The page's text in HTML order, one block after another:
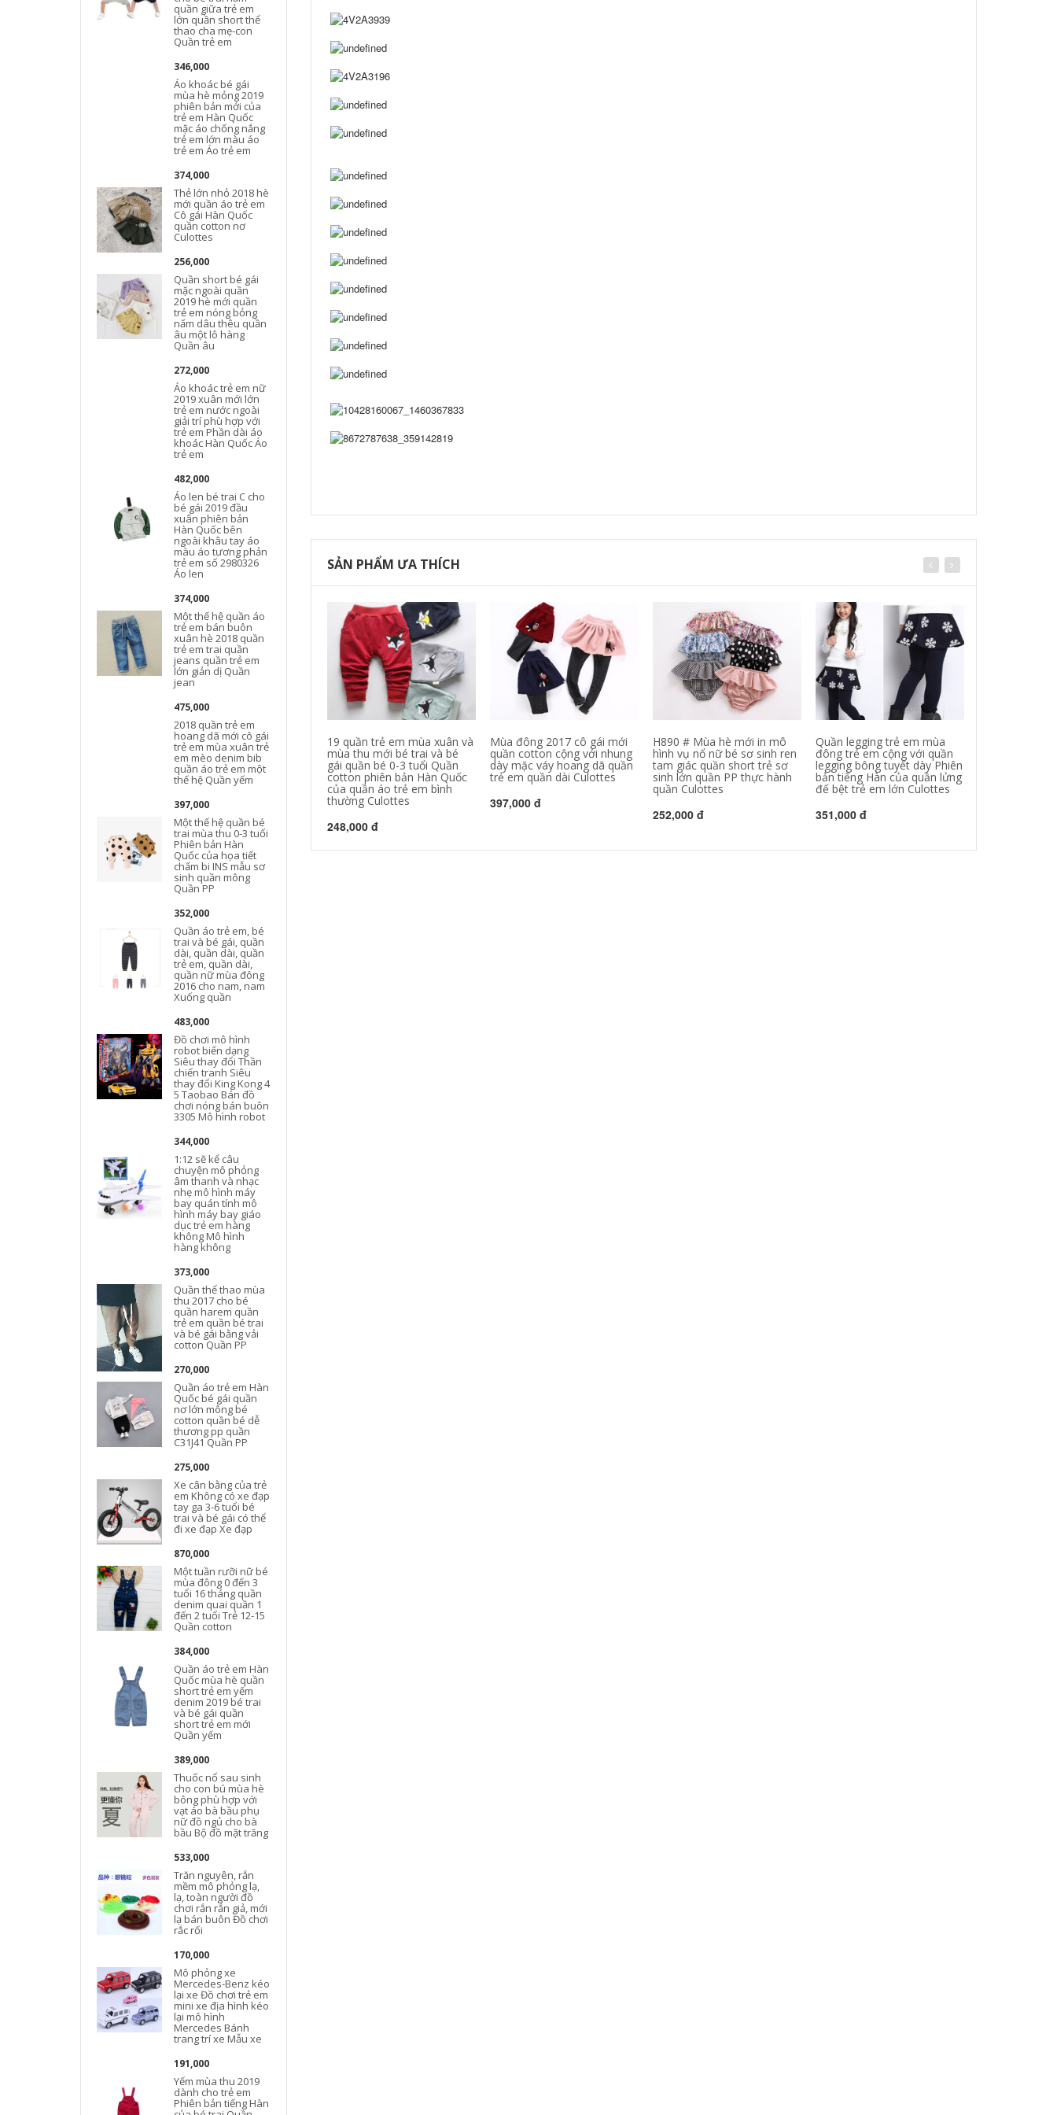
quần giữa trẻ em
lớn quần short thể
thao cha mẹ-con
Quần trẻ em
346,000
Áo khoác bé gái
mùa hè mỏng 2019
phiên bản mới của
trẻ em Hàn Quốc
mặc áo chống nắng
trẻ em lớn màu áo
trẻ em Áo trẻ em
374,000
Thẻ lớn nhỏ 2018 hè
mới quần áo trẻ em
Cô gái Hàn Quốc
quần cotton nơ
Culottes
256,000
Quần short bé gái
mặc ngoài quần
2019 hè mới quần
trẻ em nóng bỏng
nấm dâu thêu quần
âu một lô hàng
Quần âu
272,000
Áo khoác trẻ em nữ
2019 xuân mới lớn
trẻ em nước ngoài
giải trí phù hợp với
trẻ em Phần dài áo
khoác Hàn Quốc Áo
trẻ em
482,000
Áo len bé trai C cho
bé gái 2019 đầu
xuân phiên bản
Hàn Quốc bên
ngoài khâu tay áo
màu áo tương phản
trẻ em số 2980326
Áo len
374,000
Một thế hệ quần áo
trẻ em bán buôn
xuân hè 2018 quần
trẻ em trai quần
jeans quần trẻ em
lớn giản dị Quần
jean
475,000
2018 quần trẻ em
hoang dã mới cô gái
trẻ em mùa xuân trẻ
em mèo denim bib
quần áo trẻ em một
thế hệ Quần yếm
397,000
Một thế hệ quần bé
trai mùa thu 0-3 tuổi
Phiên bản Hàn
Quốc của họa tiết
chấm bi INS mẫu sơ
sinh quần mông
Quần PP
352,000
Quần áo trẻ em, bé
trai và bé gái, quần
dài, quần dài, quần
trẻ em, quần dài,
quần nữ mùa đông
2016 cho nam, nam
Xuống quần
483,000
Đồ chơi mô hình
robot biến dạng
Siêu thay đổi Thần
chiến tranh Siêu
thay đổi King Kong 4
5 Taobao Bán đồ
chơi nóng bán buôn
3305 Mô hình robot
344,000
1:12 sẽ kể câu
chuyện mô phỏng
âm thanh và nhạc
nhẹ mô hình máy
bay quán tính mô
hình máy bay giáo
dục trẻ em hàng
không Mô hình
hàng không
373,000
Quần thể thao mùa
thu 2017 cho bé
quần harem quần
trẻ em quần bé trai
và bé gái bằng vải
cotton Quần PP
270,000
Quần áo trẻ em Hàn
Quốc bé gái quần
nơ lớn mông bé
cotton quần bé dễ
thương pp quần
C31J41 Quần PP
275,000
Xe cân bằng của trẻ
em Không có xe đạp
tay ga 3-6 tuổi bé
trai và bé gái có thể
đi xe đạp Xe đạp
870,000
Một tuần rưỡi nữ bé
mùa đông 0 đến 3
tuổi 16 tháng quần
denim quai quần 1
đến 2 tuổi Trẻ 12-15
Quần cotton
384,000
Quần áo trẻ em Hàn
Quốc mùa hè quần
short trẻ em yếm
denim 2019 bé trai
và bé gái quần
short trẻ em mới
Quần yếm
389,000
Thuốc nổ sau sinh
cho con bú mùa hè
bông phù hợp với
vạt áo bà bầu phụ
nữ đồ ngủ cho bà
bầu Bộ đồ mặt trăng
533,000
Trăn nguyên, rắn
mềm mô phỏng lạ,
lạ, toàn người đồ
chơi rắn rắn giả, mới
lạ bán buôn Đồ chơi
rắc rối
170,000
Mô phỏng xe
Mercedes-Benz kéo
lại xe Đồ chơi trẻ em
mini xe địa hình kéo
lại mô hình
Mercedes Bánh
trang trí xe Mẫu xe
191,000
Yếm mùa thu 2019
dành cho trẻ em
Phiên bản tiếng Hàn
SẢN PHẨM ƯA THÍCH
19 quần trẻ em mùa xuân và
mùa thu mới bé trai và bé
gái quần bé 0-3 tuổi Quần
cotton phiên bản Hàn Quốc
của quần áo trẻ em bình
thường Culottes
248,000 đ
Mùa đông 2017 cô gái mới
quần cotton cộng với nhung
dày mặc váy hoang dã quần
trẻ em quần dài Culottes
397,000 đ
H890 # Mùa hè mới in mô
hình vụ nổ nữ bé sơ sinh ren
tam giác quần short trẻ sơ
sinh lớn quần PP thực hành
quần Culottes
252,000 đ
Quần legging trẻ em mùa
đông trẻ em cộng với quần
legging bông tuyết dày Phiên
bản tiếng Hàn của quần lửng
đế bệt trẻ em lớn Culottes
351,000 đ